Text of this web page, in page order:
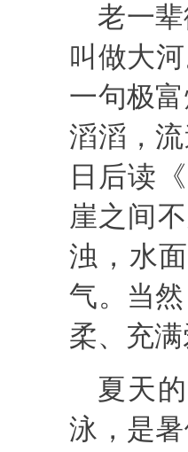
老一
叫做大
一句极
滔滔，
日后读
崖之间
浊，水
气。当
柔、充
夏天
泳，是